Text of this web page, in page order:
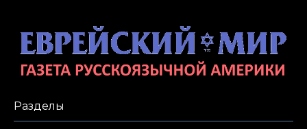
Разделы